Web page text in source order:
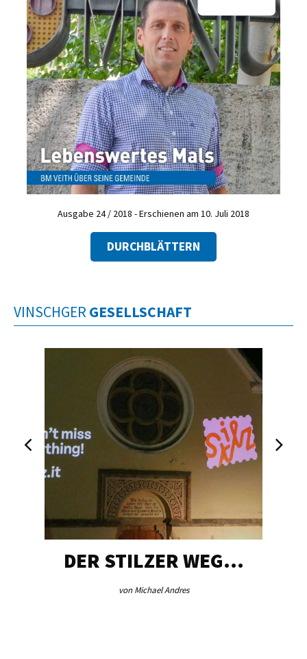
Ausgabe 24 / 2018 - Erschienen am 10. Juli 2018
DURCHBLÄTTERN
VINSCHGER GESELLSCHAFT
DER STILZER WEG…
von Michael Andres